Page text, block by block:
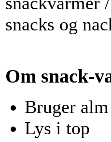
snacks og
Om snack-
Bruger
Lys i top